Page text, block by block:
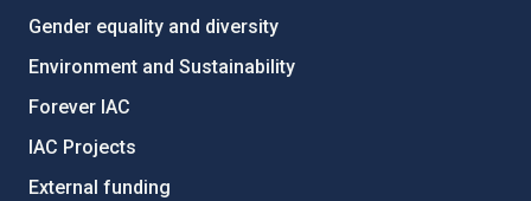
Gender equality and diversity
Environment and Sustainability
Forever IAC
IAC Projects
External funding